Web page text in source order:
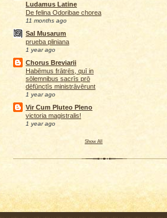
Ludamus Latine
De felina Odoribae chorea
11 months ago
Sal Musarum
prueba pliniana
1 year ago
Chorus Breviarii
Habēmus frātrēs, quī in
sōlemnibus sacrīs prō
dēfūnctīs ministrāvērunt
1 year ago
Vir Cum Pluteo Pleno
victoria magistralis!
1 year ago
Show All